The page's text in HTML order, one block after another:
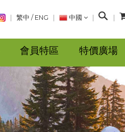
繁中 / ENG 中國
搜
會員特區 特價廣場